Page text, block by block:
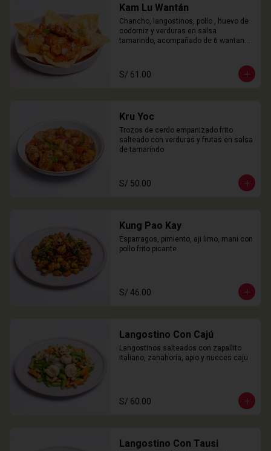
Kam Lu Wantán
Chancho, langostinos, pollo , huevo de
codorniz y verduras en salsa
tamarindo, acompañado de 6 wantanes
S/ 61.00
Kru Yoc
Trozos de cerdo empanizado frito
salteado con verduras y frutas en salsa
de tamarindo
S/ 50.00
Kung Pao Kay
Esparragos, pimiento, aji limo, mani con
pollo frito picante
S/ 46.00
Langostino Con Cajú
Langostinos salteados con zapallito
italiano, zanahoria, apio y nueces caju
S/ 60.00
Langostino Con Tausi